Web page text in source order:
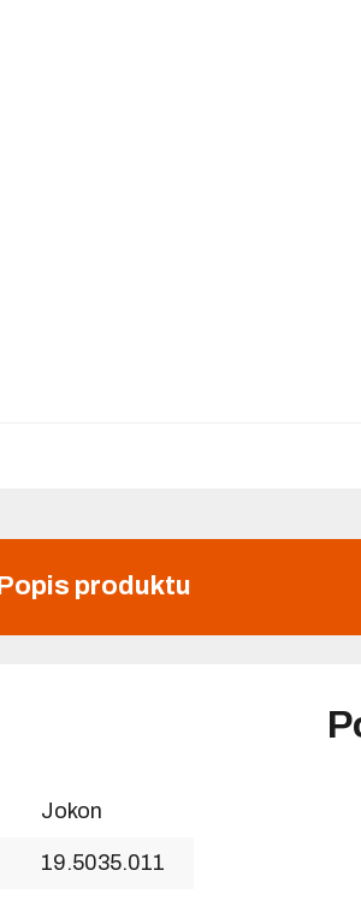
Popis produktu
Jokon
19.5035.011